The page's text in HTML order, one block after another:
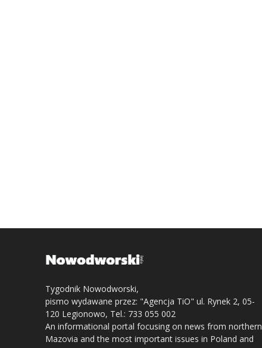
Tygodnik Nowodworski,
pismo wydawane przez: "Agencja TiO" ul. Rynek 2, 05-
120 Legionowo, Tel.: 733 055 002
An informational portal focusing on news from northern
Mazovia and the most important issues in Poland and